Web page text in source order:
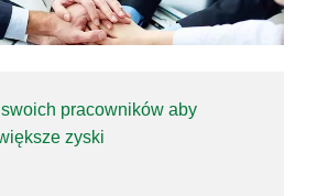
pracowników aby
zyski